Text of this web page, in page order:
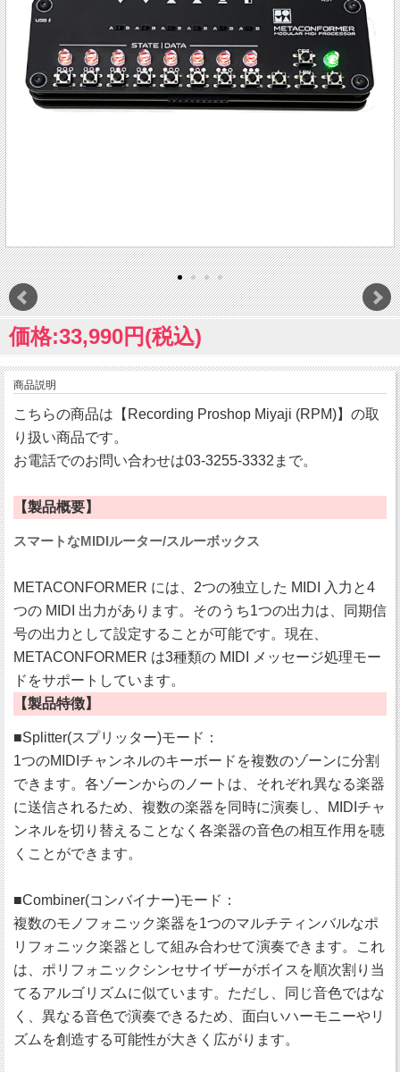
価格:33,990円(税込)
商品説明
こちらの商品は【Recording Proshop Miyaji (RPM)】の取
り扱い商品です。
お電話でのお問い合わせは03-3255-3332まで。
【製品概要】
スマートなMIDIルーター/スルーボックス
METACONFORMER には、2つの独立した MIDI 入力と4
つの MIDI 出力があります。そのうち1つの出力は、同期信
号の出力として設定することが可能です。現在、
METACONFORMER は3種類の MIDI メッセージ処理モー
ドをサポートしています。
【製品特徴】
■Splitter(スプリッター)モード：
1つのMIDIチャンネルのキーボードを複数のゾーンに分割
できます。各ゾーンからのノートは、それぞれ異なる楽器
に送信されるため、複数の楽器を同時に演奏し、MIDIチャ
ンネルを切り替えることなく各楽器の音色の相互作用を聴
くことができます。
■Combiner(コンバイナー)モード：
複数のモノフォニック楽器を1つのマルチティンバルなポ
リフォニック楽器として組み合わせて演奏できます。これ
は、ポリフォニックシンセサイザーがボイスを順次割り当
てるアルゴリズムに似ています。ただし、同じ音色ではな
く、異なる音色で演奏できるため、面白いハーモニーやリ
ズムを創造する可能性が大きく広がります。